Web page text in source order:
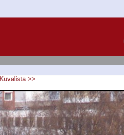
Kuvalista >>